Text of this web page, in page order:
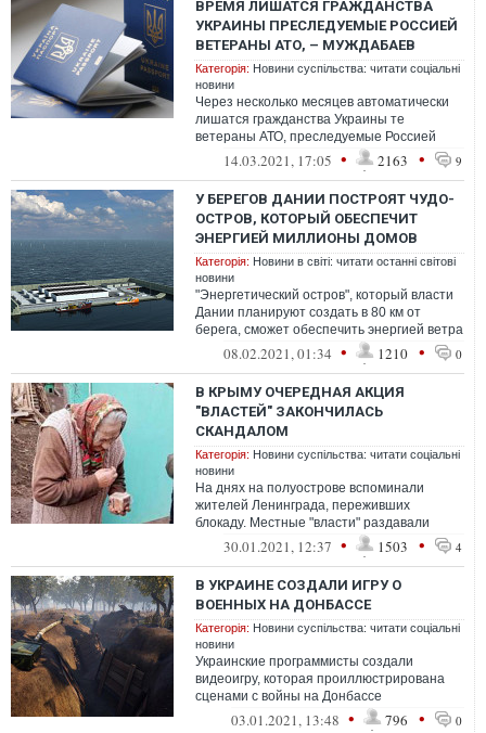
ВРЕМЯ ЛИШАТСЯ ГРАЖДАНСТВА
УКРАИНЫ ПРЕСЛЕДУЕМЫЕ РОССИЕЙ
ВЕТЕРАНЫ АТО, – МУЖДАБАЕВ
Категорія: Новини суспільства: читати соціальні
новини
Через несколько месяцев автоматически
лишатся гражданства Украины те
ветераны АТО, преследуемые Россией
лица, которым в 2019 году своим первым
14.03.2021, 17:05 • 2163 • 9
У БЕРЕГОВ ДАНИИ ПОСТРОЯТ ЧУДО-
ОСТРОВ, КОТОРЫЙ ОБЕСПЕЧИТ
ЭНЕРГИЕЙ МИЛЛИОНЫ ДОМОВ
Категорія: Новини в світі: читати останні світові
новини
"Энергетический остров", который власти
Дании планируют создать в 80 км от
берега, сможет обеспечить энергией ветра
3 миллиона домов
08.02.2021, 01:34 • 1210 • 0
В КРЫМУ ОЧЕРЕДНАЯ АКЦИЯ
"ВЛАСТЕЙ" ЗАКОНЧИЛАСЬ
СКАНДАЛОМ
Категорія: Новини суспільства: читати соціальні
новини
На днях на полуострове вспоминали
жителей Ленинграда, переживших
блокаду. Местные "власти" раздавали
кусочки "блокадного" дарницкого хлеба,
30.01.2021, 12:37 • 1503 • 4
В УКРАИНЕ СОЗДАЛИ ИГРУ О
ВОЕННЫХ НА ДОНБАССЕ
Категорія: Новини суспільства: читати соціальні
новини
Украинские программисты создали
видеоигру, которая проиллюстрирована
сценами с войны на Донбассе
и повествует о послевоенных травмах
03.01.2021, 13:48 • 796 • 0